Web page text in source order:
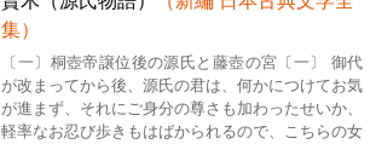
集）
〔一〕桐壺帝譲位後の源氏と藤壺の宮〔一〕 御代
が改まってから後、源氏の君は、何かにつけてお気
が進まず、それにご身分の尊さも加わったせいか、
軽率なお忍び歩きもはばかられるので、こちらの女